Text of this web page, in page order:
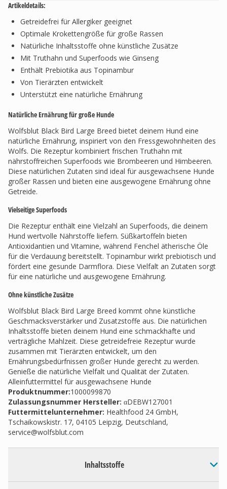
Artikeldetails:
Getreidefrei für Allergiker geeignet
Optimale Krokettengröße für große Rassen
Natürliche Inhaltsstoffe ohne künstliche Zusätze
Mit Truthahn und Superfoods wie Ginseng
Enthält Prebiotika aus Topinambur
Von Tierärzten entwickelt
Unterstützt eine natürliche Ernährung
Natürliche Ernährung für große Hunde
Wolfsblut Black Bird Large Breed bietet deinem Hund eine
natürliche Ernährung, inspiriert von den Fressgewohnheiten des
Wolfs. Die Rezeptur kombiniert frischen Truthahn mit
nährstoffreichen Superfoods wie Brombeeren und Himbeeren.
Diese natürlichen Zutaten sind ideal für ausgewachsene Hunde
großer Rassen und bieten eine ausgewogene Ernährung ohne
Getreide.
Vielseitige Superfoods
Die Rezeptur enthält eine Vielzahl an Superfoods, die deinem
Hund wertvolle Nährstoffe liefern. Süßkartoffeln bieten
Antioxidantien und Vitamine, während Fenchel ätherische Öle
für die Verdauung bereitstellt. Topinambur wirkt prebiotisch und
fördert eine gesunde Darmflora. Diese Vielfalt an Zutaten sorgt
für eine natürliche und ausgewogene Ernährung.
Ohne künstliche Zusätze
Wolfsblut Black Bird Large Breed kommt ohne künstliche
Geschmacksverstärker und Zusatzstoffe aus. Die natürlichen
Inhaltsstoffe bieten deinem Hund eine schmackhafte und
verträgliche Mahlzeit. Diese getreidefreie Rezeptur wurde
zusammen mit Tierärzten entwickelt, um den
Ernährungsbedürfnissen großer Hunde gerecht zu werden.
Genieße die natürliche Vielfalt und Qualität der Zutaten.
Alleinfuttermittel für ausgewachsene Hunde
Produktnummer:1000099870
Zulassungsnummer Hersteller: αDEBW127001
Futtermittelunternehmer: Healthfood 24 GmbH,
Tschaikowskistr. 17, 04105 Leipzig, Deutschland,
service@wolfsblut.com
Inhaltsstoffe